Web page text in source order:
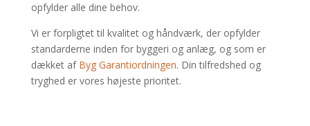
opfylder alle dine behov.
Vi er forpligtet til kvalitet og håndværk, der opfylder
standarderne inden for byggeri og anlæg, og som er
dækket af Byg Garantiordningen. Din tilfredshed og
tryghed er vores højeste prioritet.